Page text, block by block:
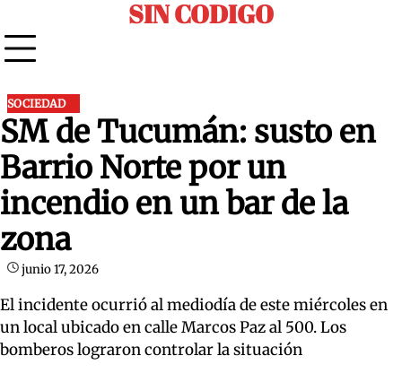
to
content
SIN CODIGO
SOCIEDAD
SM de Tucumán: susto en
Barrio Norte por un
incendio en un bar de la
zona
junio 17, 2026
El incidente ocurrió al mediodía de este miércoles en
un local ubicado en calle Marcos Paz al 500. Los
bomberos lograron controlar la situación